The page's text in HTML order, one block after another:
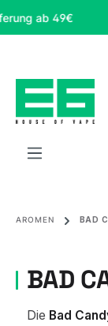
Zum Hauptinhalt
49€
AROMEN BAD
BAD
Die Bad